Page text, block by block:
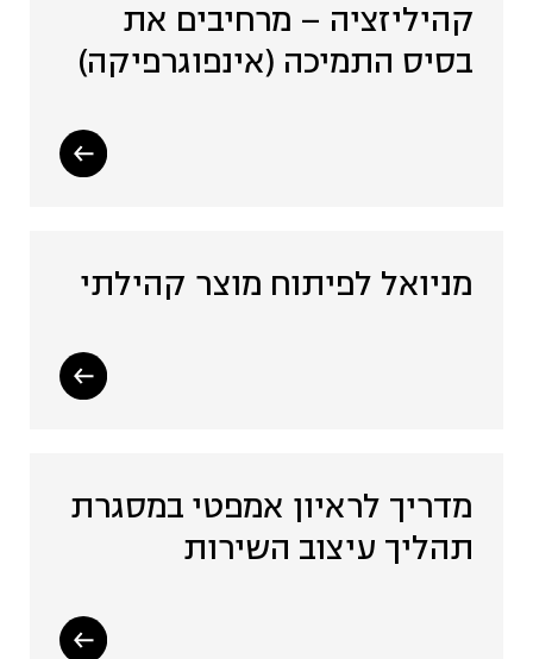
קהיליזציה – מרחיבים את
בסיס התמיכה (אינפוגרפיקה)
מניואל לפיתוח מוצר קהילתי
מדריך לראיון אמפטי במסגרת
תהליך עיצוב השירות